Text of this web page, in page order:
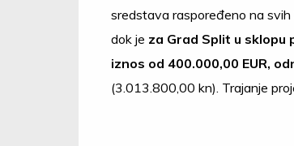
sredstava raspoređeno na
dok je za Grad Split u
iznos od 400.000,00 EUR,
(3.013.800,00 kn). Trajanje